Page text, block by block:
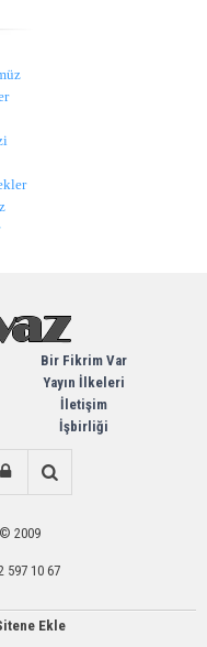
Bir Fikrim Var
Yayın İlkeleri
İletişim
İşbirliği
© 2009
597 10 67
Ekle